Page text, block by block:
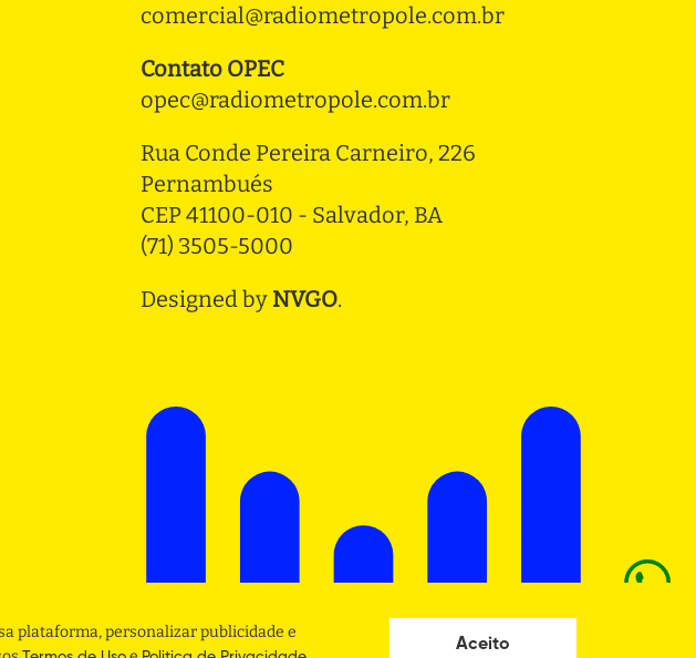
comercial@radiometropole.com.br
Contato OPEC
opec@radiometropole.com.br
Rua Conde Pereira Carneiro, 226
Pernambués
CEP 41100-010 - Salvador, BA
(71) 3505-5000
Designed by NVGO.
plataforma, personalizar publicidade e
Aceito